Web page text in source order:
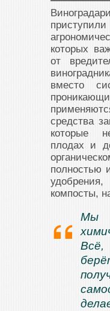
которых
от
вместо
средства
которые
плодах и
полностью
компосты,
Мы